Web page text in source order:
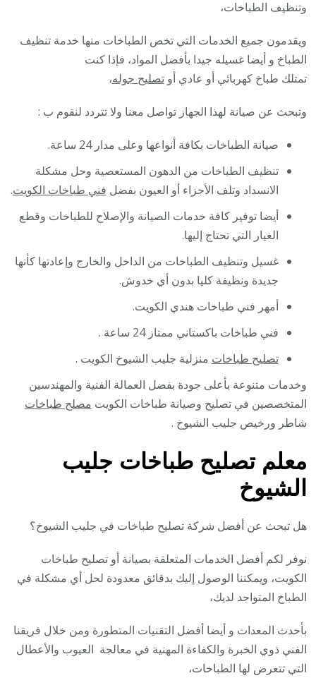
وتنظيف الطباخات،
ويقدمون جميع الخدمات التي تخص الطباخات منها خدمة تنظيف
الطباخ و أيضا غسيله جيدا بأفضل المواد، فإذا كنت
تمتلك طباخ كهربائي أو عادي أوتصليح جوله،
وتبحث عن صيانة لهذا الجهاز تواصل معنا ولا تتردد لنقوم ب :
صيانة الطباخات بكافة أنواعها وعلى مدار 24 ساعة.
تنظيف الطباخات من الدهون المستعصية وحل مشكلة
الانسداد وتلف الأجزاء أو العيون بفضل فني طباخات الكويت.
أيضا توفير كافة خدمات الصيانة والإصلاح للطباخات وقطع
الغيار التي تحتاج إليها.
غسيل وتنظيف الطباخات من الداخل والخارج وإعادتها كأنها
جديدة ونظيفة كليا بدون أي خدوش.
أمهر فني طباخات هندي الكويت.
فني طباخات باكستاني ممتاز 24 ساعة .
تصليح طباخات منزلية جليب الشيوخ الكويت .
وخدمات متنوعة بأعلى جودة بفضل العمالة الفنية والمهندسين
المتخصصين في تصليح وصيانة طباخات الكويت مصلح طباخات
شاطر ورخيص جليب الشيوخ .
معلم تصليح طباخات جليب
الشيوخ
هل تبحث عن أفضل شركة تصليح طباخات في جليب الشيوخ؟
نوفر لكم أفضل الخدمات المتعلقة بصيانة أو تصليح طباخات
الكويت، ويمكننا الوصول إليك بدقائق معدودة لحل أي مشكلة في
الطباخ المتواجد لديك،
بأحدث المعدات و أيضا أفضل التقنيات المتطورة ومن خلال فريقنا
الفني ذوي الخبرة والكفاءة المهنية في معالجة العيوب والأعطال
التي تتعرض لها الطباخات،